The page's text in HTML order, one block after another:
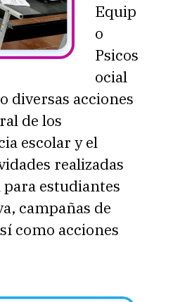
Equip
o
Psicos
ocial
diversas acciones
de los
escolar y el
realizadas
estudiantes
campañas de
como acciones